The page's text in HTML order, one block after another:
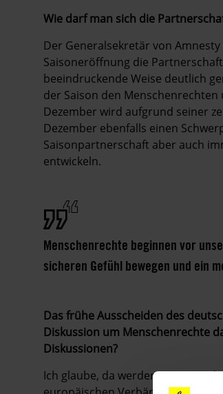
Wie darf man sich die
Der Generalsekretär von
Saisoneröffnung die
beeindruckende Weise deutlich
der Saison den Menschenrechten
Dezember wird aufgrund seiner
Dezember ebenfalls einen
Saisonpartnerschaft aber auch
entwickeln.
Menschenrechte beginnen vor
sicheren Gefühl bewegen und ein
Das frühe Ausscheiden des
Diskussion um Menschenrechte
Diskussionen?
Ich glaube, da werden Dinge